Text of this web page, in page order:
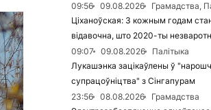
09:56
09.08.2026
Грамадства,
Ціханоўская: З кожным годам
відавочна, што 2020-ты
09:07
09.08.2026
Палітыка
Лукашэнка зацікаўлены ў
супрацоўніцтва" з Сінгапурам
23:56
08.08.2026
Грамадства